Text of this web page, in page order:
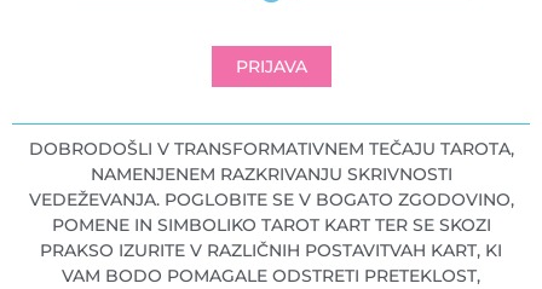
PRIJAVA
DOBRODOŠLI V TRANSFORMATIVNEM TEČAJU TAROTA,
NAMENJENEM RAZKRIVANJU SKRIVNOSTI
VEDEŽEVANJA. POGLOBITE SE V BOGATO ZGODOVINO,
POMENE IN SIMBOLIKO TAROT KART TER SE SKOZI
PRAKSO IZURITE V RAZLIČNIH POSTAVITVAH KART, KI
VAM BODO POMAGALE ODSTRETI PRETEKLOST,